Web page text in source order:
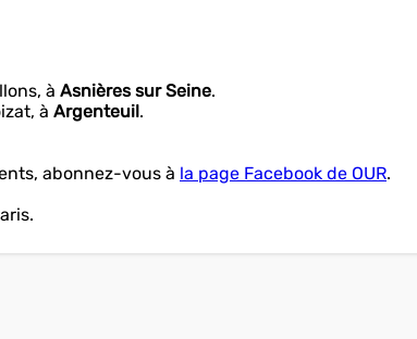
à Asnières sur Seine.
à Argenteuil.
abonnez-vous à la page Facebook de OUR.